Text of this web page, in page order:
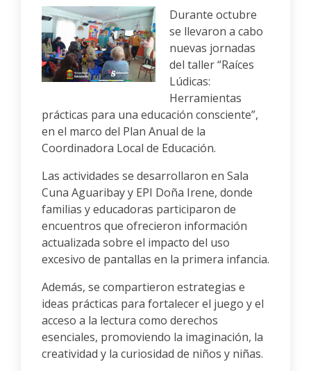
Durante octubre
se llevaron a cabo
nuevas jornadas
del taller “Raíces
Lúdicas:
Herramientas
prácticas para una educación consciente”,
en el marco del Plan Anual de la
Coordinadora Local de Educación.
Las actividades se desarrollaron en Sala
Cuna Aguaribay y EPI Doña Irene, donde
familias y educadoras participaron de
encuentros que ofrecieron información
actualizada sobre el impacto del uso
excesivo de pantallas en la primera infancia.
Además, se compartieron estrategias e
ideas prácticas para fortalecer el juego y el
acceso a la lectura como derechos
esenciales, promoviendo la imaginación, la
creatividad y la curiosidad de niños y niñas.